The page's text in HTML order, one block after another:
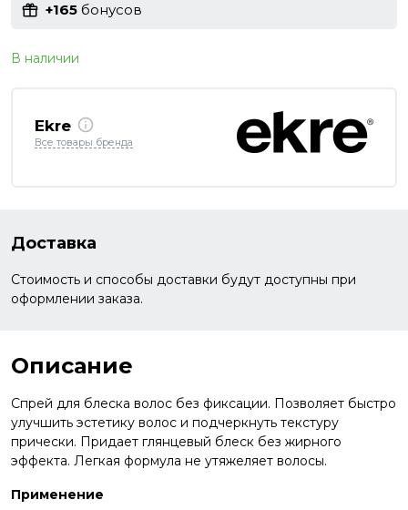
+165 бонусов
В наличии
Ekre
Все товары бренда
Доставка
Стоимость и способы доставки будут доступны при
оформлении заказа.
Описание
Спрей для блеска волос без фиксации. Позволяет быстро
улучшить эстетику волос и подчеркнуть текстуру
прически. Придает глянцевый блеск без жирного
эффекта. Легкая формула не утяжеляет волосы.
Применение